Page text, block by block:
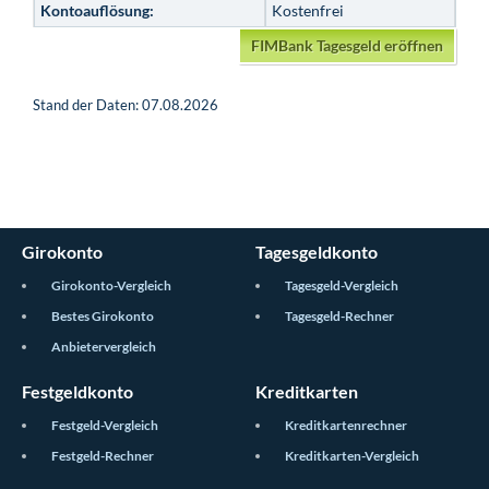
Kontoauflösung:
Kostenfrei
FIMBank Tagesgeld eröffnen
Stand der Daten: 07.08.2026
Girokonto
Girokonto-Vergleich
Bestes Girokonto
Anbietervergleich
Tagesgeldkonto
Tagesgeld-Vergleich
Tagesgeld-Rechner
Festgeldkonto
Festgeld-Vergleich
Festgeld-Rechner
Kreditkarten
Kreditkartenrechner
Kreditkarten-Vergleich